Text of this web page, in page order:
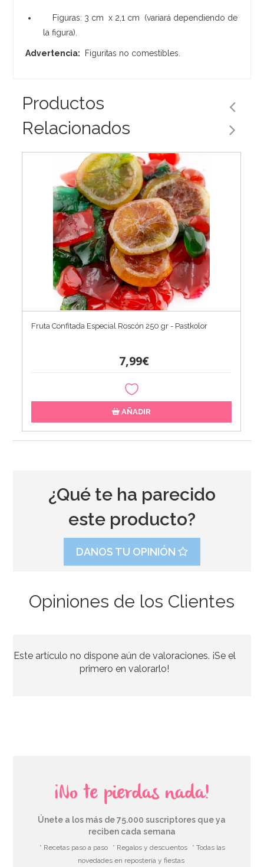
Figuras: 3 cm x 2,1 cm (variará dependiendo de
la figura).
Advertencia: Figuritas no comestibles.
Productos
Relacionados
Fruta Confitada Especial Roscón 250 gr - Pastkolor
7,99€
AÑADIR
3,50€
¿Qué te ha parecido
este producto?
DANOS TU OPINIÓN
Opiniones de los Clientes
Este artículo no dispone aún de valoraciones. ¡Se el
primero en valorarlo!
¡No te pierdas nada!
Únete a los más de 75.000 suscriptores que ya
reciben cada semana
* Recetas paso a paso * Regalos y descuentos
* Todas las
novedades en repostería y fiestas